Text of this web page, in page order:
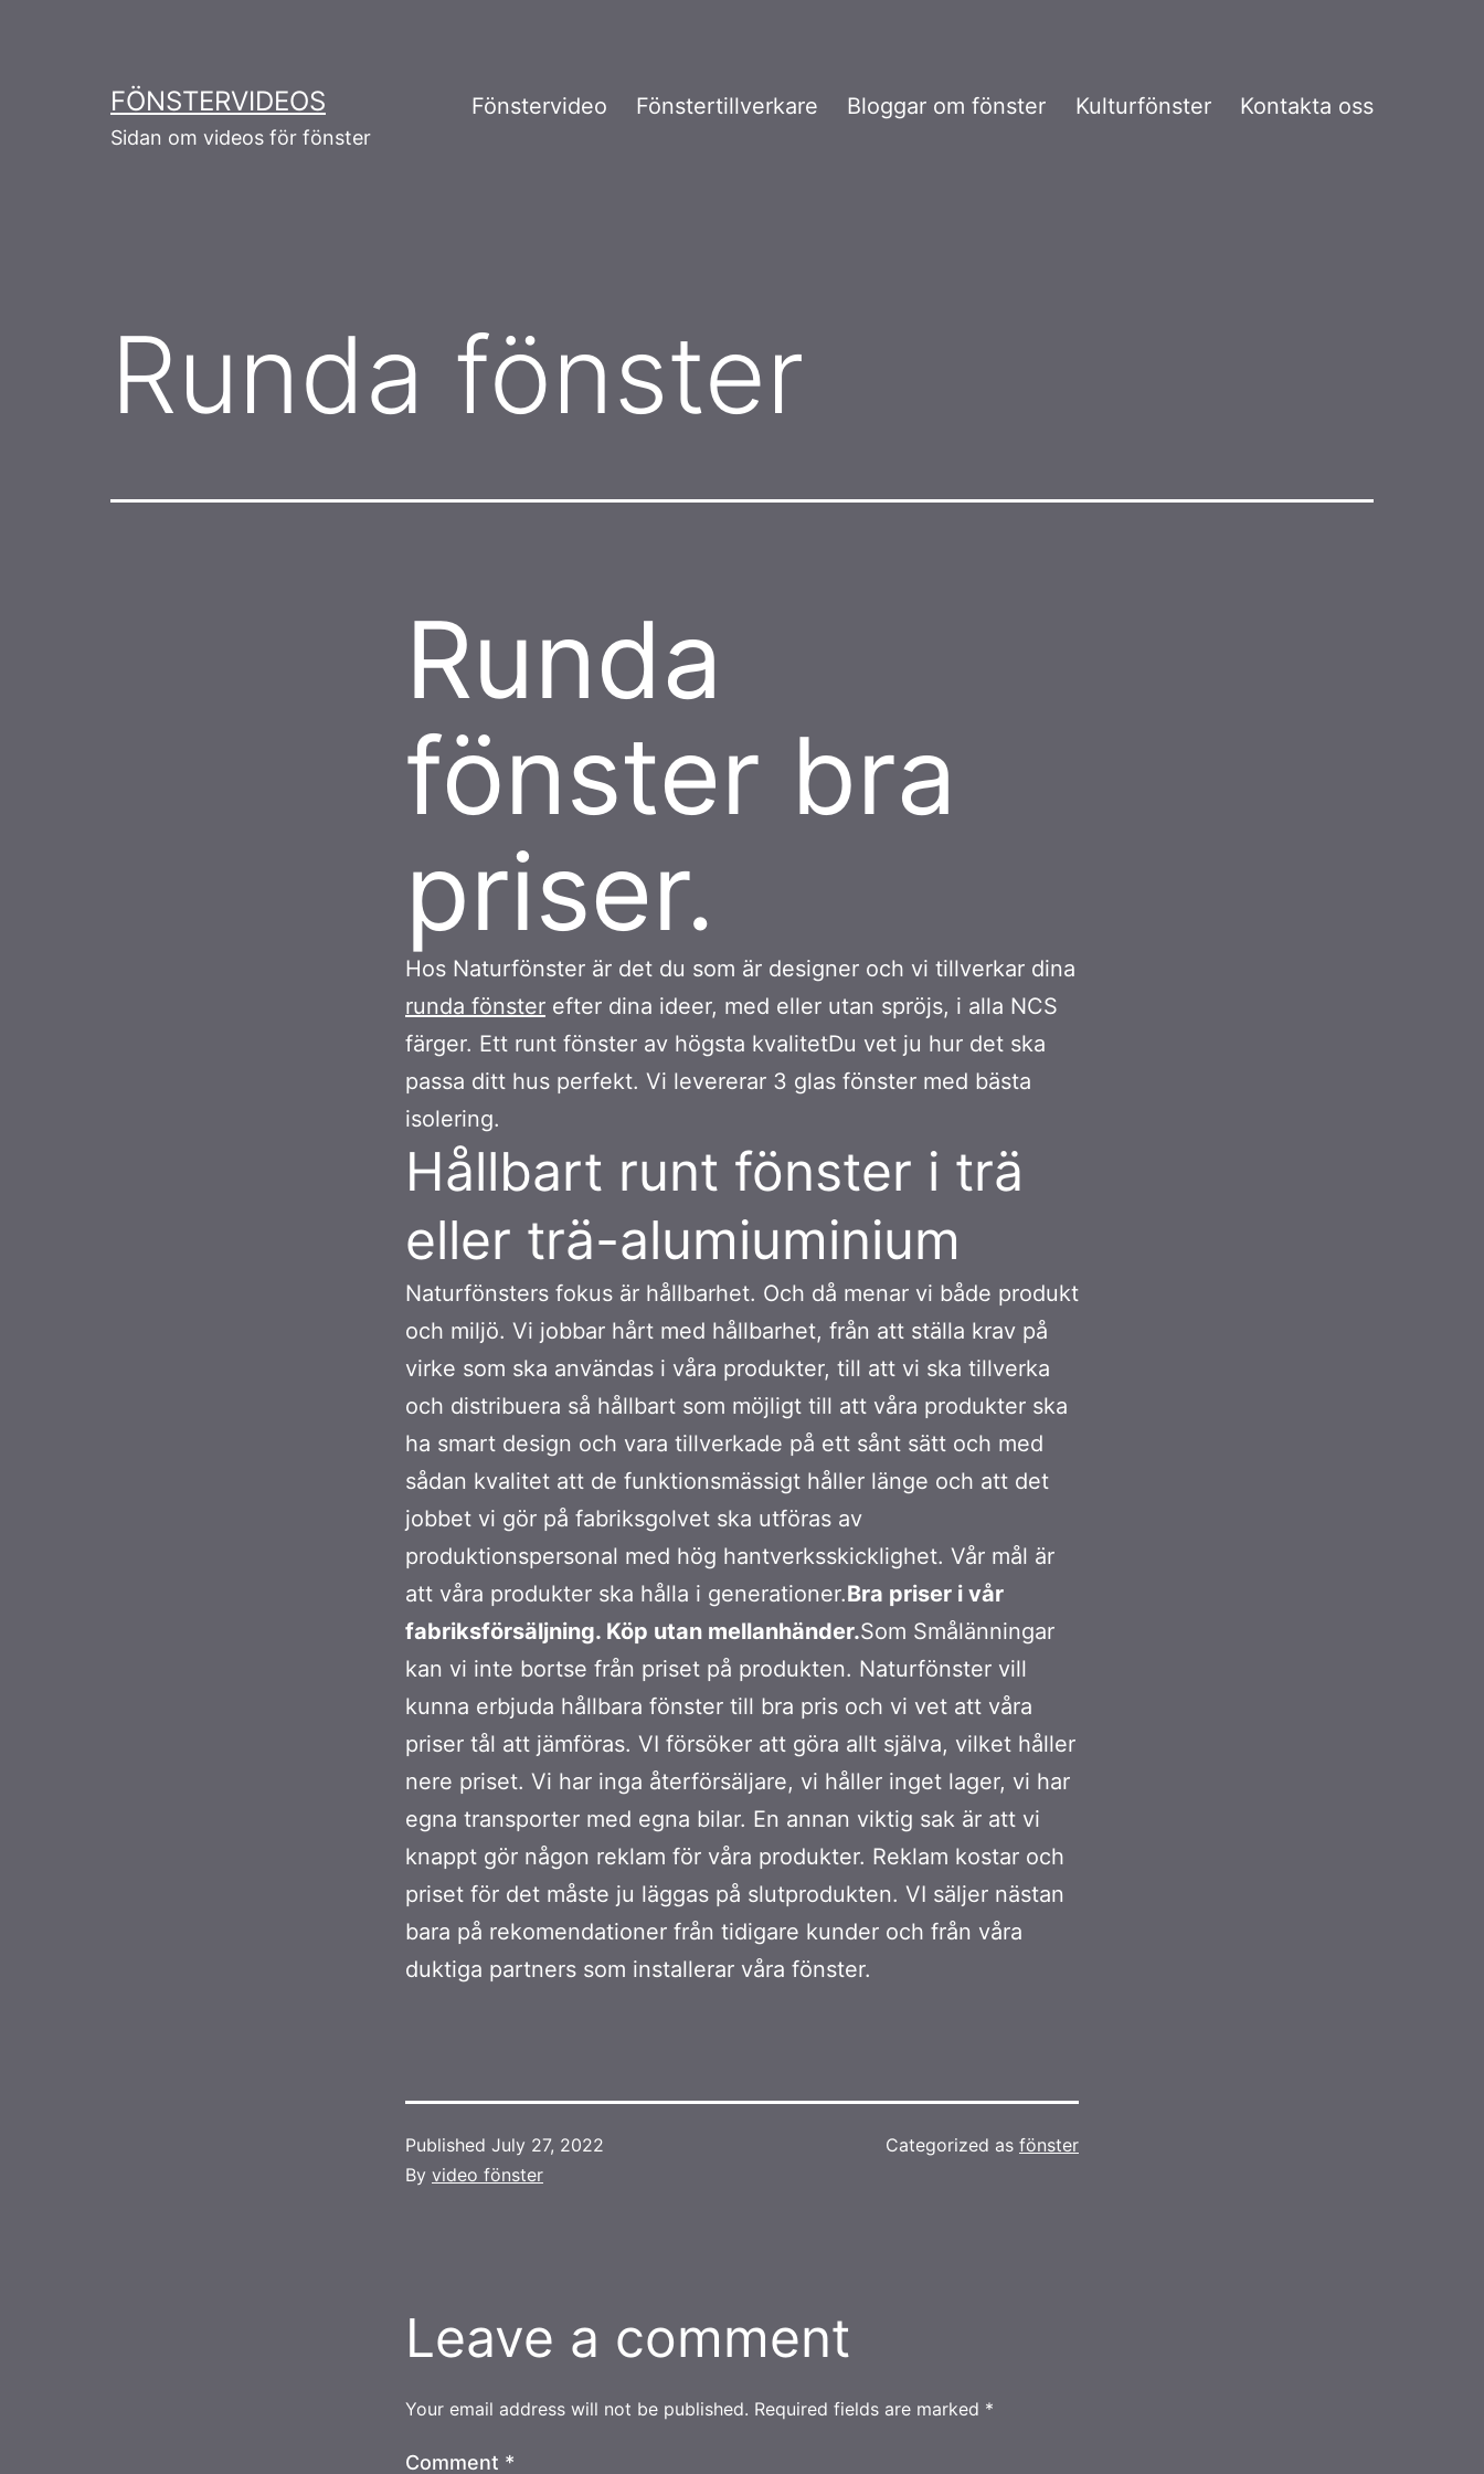
FÖNSTERVIDEOS
Sidan om videos för fönster
Fönstervideo Fönstertillverkare Bloggar om fönster Kulturfönster Kontakta oss
Runda fönster
Runda
fönster bra
priser.
Hos Naturfönster är det du som är designer och vi tillverkar dina
runda fönster efter dina ideer, med eller utan spröjs, i alla NCS
färger. Ett runt fönster av högsta kvalitetDu vet ju hur det ska
passa ditt hus perfekt. Vi levererar 3 glas fönster med bästa
isolering.
Hållbart runt fönster i trä
eller trä-alumiuminium
Naturfönsters fokus är hållbarhet. Och då menar vi både produkt
och miljö. Vi jobbar hårt med hållbarhet, från att ställa krav på
virke som ska användas i våra produkter, till att vi ska tillverka
och distribuera så hållbart som möjligt till att våra produkter ska
ha smart design och vara tillverkade på ett sånt sätt och med
sådan kvalitet att de funktionsmässigt håller länge och att det
jobbet vi gör på fabriksgolvet ska utföras av
produktionspersonal med hög hantverksskicklighet. Vår mål är
att våra produkter ska hålla i generationer.Bra priser i vår
fabriksförsäljning. Köp utan mellanhänder.Som Smålänningar
kan vi inte bortse från priset på produkten. Naturfönster vill
kunna erbjuda hållbara fönster till bra pris och vi vet att våra
priser tål att jämföras. VI försöker att göra allt själva, vilket håller
nere priset. Vi har inga återförsäljare, vi håller inget lager, vi har
egna transporter med egna bilar. En annan viktig sak är att vi
knappt gör någon reklam för våra produkter. Reklam kostar och
priset för det måste ju läggas på slutprodukten. VI säljer nästan
bara på rekomendationer från tidigare kunder och från våra
duktiga partners som installerar våra fönster.
Published July 27, 2022
By video fönster
Categorized as fönster
Leave a comment
Your email address will not be published. Required fields are marked *
Comment *